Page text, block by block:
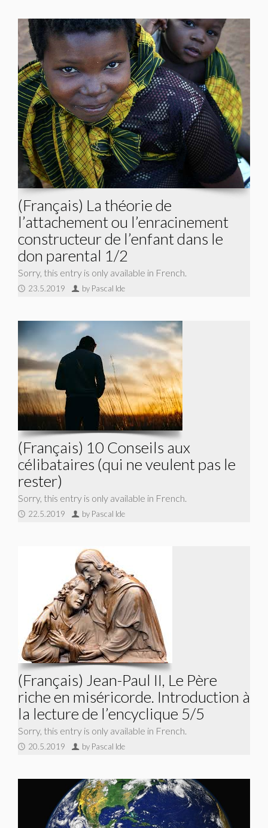
(Français) La théorie de
l’attachement ou l’enracinement
constructeur de l’enfant dans le
don parental 1/2
Sorry, this entry is only available in French.
23.5.2019 by Pascal Ide
(Français) 10 Conseils aux
célibataires (qui ne veulent pas le
rester)
Sorry, this entry is only available in French.
22.5.2019 by Pascal Ide
(Français) Jean-Paul II, Le Père
riche en miséricorde. Introduction à
la lecture de l’encyclique 5/5
Sorry, this entry is only available in French.
20.5.2019 by Pascal Ide